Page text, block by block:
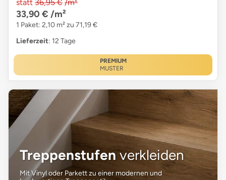
statt 36,95 € /m²
33,90 € /m²
1 Paket: 2,10 m² zu 71,19 €
Lieferzeit: 12 Tage
PREMIUM
MUSTER
Treppenstufenverkleiden
Mit Vinyl oder Parkett zu einer modernen und